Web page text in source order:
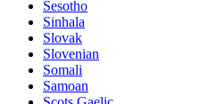
Sesotho
Sinhala
Slovak
Slovenian
Somali
Samoan